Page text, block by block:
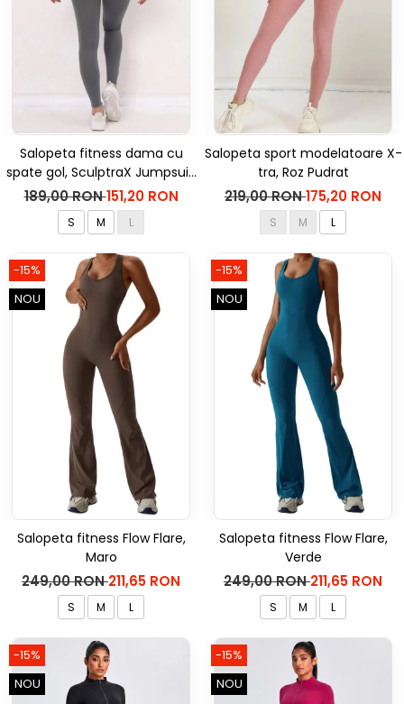
Salopeta fitness dama cu
spate gol, SculptraX Jumpsuit,
Gri
189,00 RON151,20 RON
S M L
Salopeta sport modelatoare X-
tra, Roz Pudrat
219,00 RON175,20 RON
S M L
-15%
NOU
Salopeta fitness Flow Flare,
Maro
249,00 RON211,65 RON
S M L
-15%
NOU
Salopeta fitness Flow Flare,
Verde
249,00 RON211,65 RON
S M L
-15%
NOU
-15%
NOU